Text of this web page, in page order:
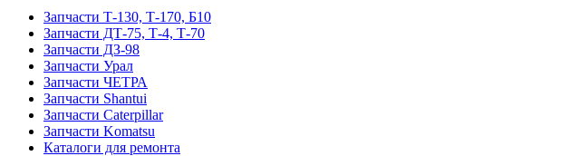
Запчасти Т-130, Т-170, Б10
Запчасти ДТ-75, Т-4, Т-70
Запчасти ДЗ-98
Запчасти Урал
Запчасти ЧЕТРА
Запчасти Shantui
Запчасти Caterpillar
Запчасти Komatsu
Каталоги для ремонта